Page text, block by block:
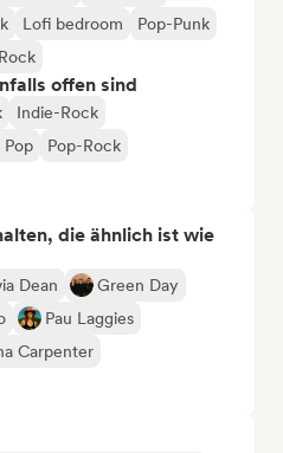
Lofi bedroom
Pop-Punk
offen sind
Indie-Rock
Pop
Pop-Rock
die ähnlich ist wie
Dean
Green Day
Pau Laggies
Carpenter